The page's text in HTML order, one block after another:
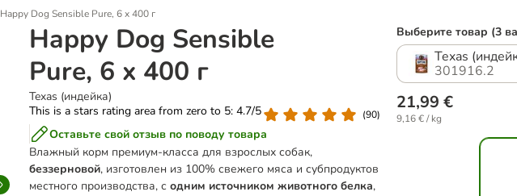
Happy Dog Sensible Pure, 6 x 400 г
Happy Dog Sensible
Pure, 6 x 400 г
Texas (индейка)
This is a stars rating area from zero to 5: 4.7/5
(90)
Оставьте свой отзыв по поводу товара
Влажный корм премиум-класса для взрослых собак,
беззерновой, изготовлен из 100% свежего мяса и субпродуктов
местного производства, содним источником животного белка,
Выберите товар (3
Texas
301916.2
21,99 €
9,16 € / kg